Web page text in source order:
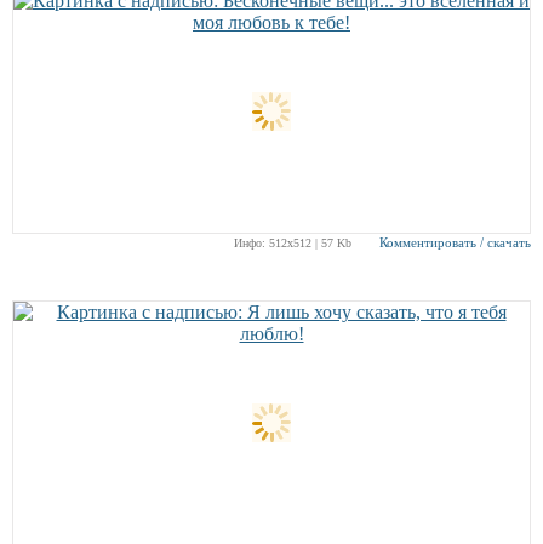
Инфо: 512х512 | 57 Kb Комментировать / скачать